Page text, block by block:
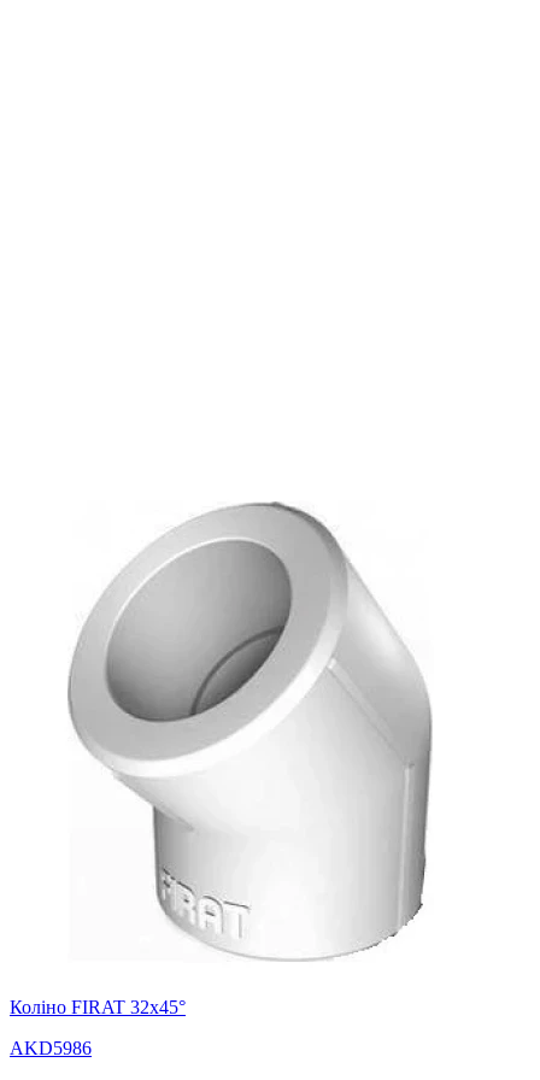
Коліно FIRAT 32х45°
AKD5986